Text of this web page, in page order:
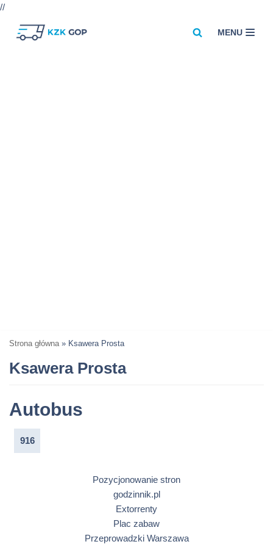
//
MENU
Strona główna » Ksawera Prosta
Ksawera Prosta
Autobus
916
Pozycjonowanie stron
godzinnik.pl
Extorrenty
Plac zabaw
Przeprowadzki Warszawa